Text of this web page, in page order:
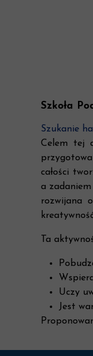
Szkoła
Szukanie
Celem tej
całości
a
rozwijana
Ta
Uczy
Jest